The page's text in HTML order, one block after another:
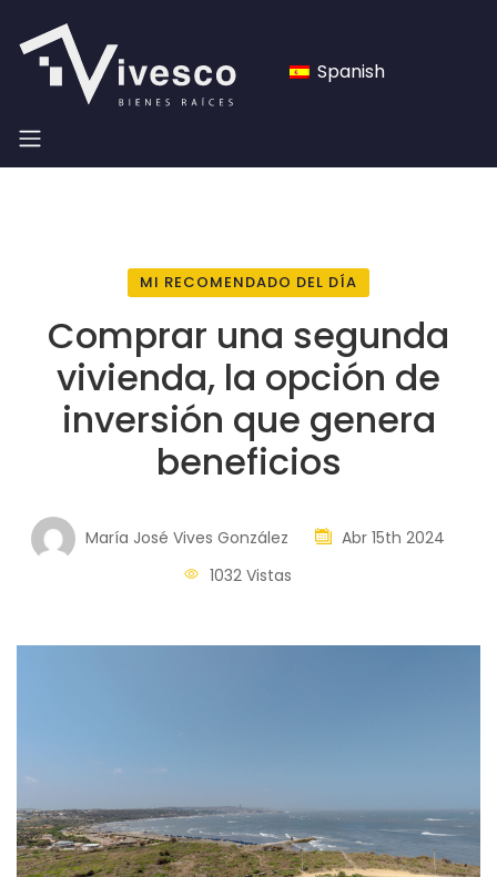
Spanish
MI RECOMENDADO DEL DÍA
Comprar una segunda
vivienda, la opción de
inversión que genera
beneficios
María José Vives González
Abr 15th 2024
1032 Vistas